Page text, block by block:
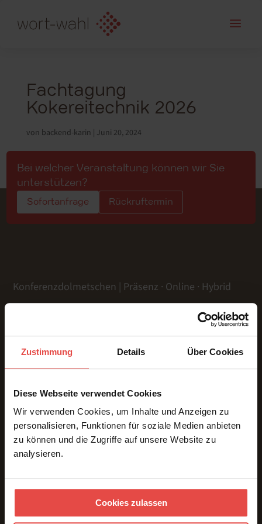
Zustimmung Details Über Cookies
Diese Webseite verwendet Cookies
Wir verwenden Cookies, um Inhalte und Anzeigen zu
personalisieren, Funktionen für soziale Medien anbieten
zu können und die Zugriffe auf unsere Website zu
analysieren.
Cookies zulassen
a
Fachtagung
Kokereitechnik 2026
von backend-karin Juni 20, 2024
Bei welcher Veranstaltung können wir Sie
unterstützen?
Sofortanfrage Rückruftermin
Konferenzdolmetschen | Präsenz · Online · Hybrid
LEISTUNGEN
Präsenz
Hybrid
Gebärdensprache
Dolmetschtechnik
Übersetzungen
Voice Over
ÜBER UNS & REFERENZEN